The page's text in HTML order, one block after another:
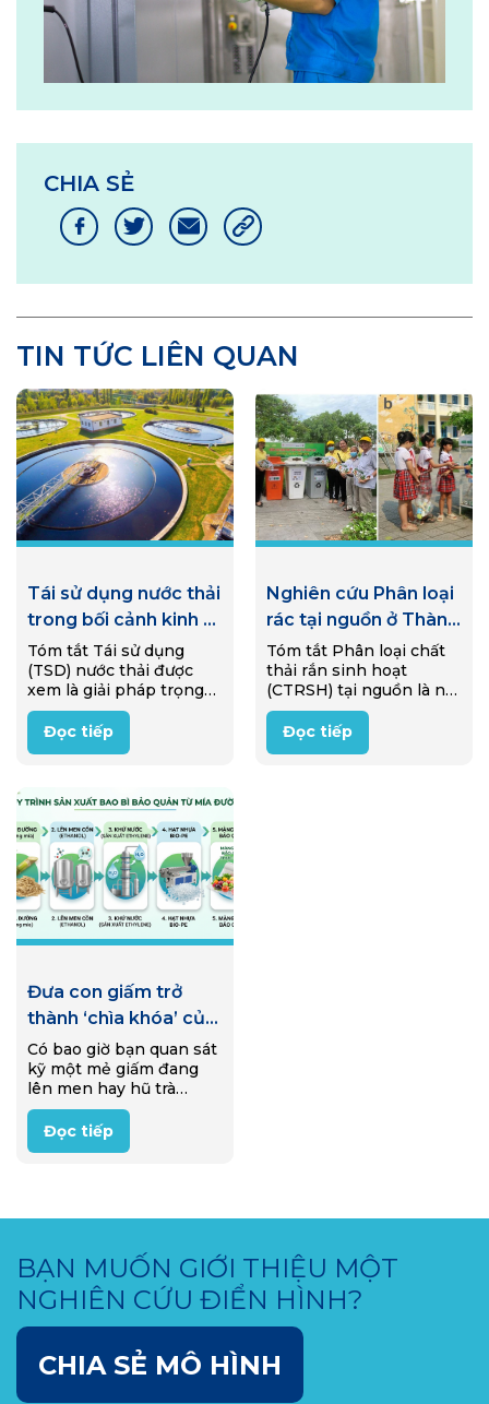
CHIA SẺ
TIN TỨC LIÊN QUAN
Tái sử dụng nước thải
trong bối cảnh kinh tế
tuần hoàn: Tính cấp
thiết của việc loại bỏ
muối và các công
nghệ tiềm năng tại
Việt Nam
Tóm tắt Tái sử dụng
(TSD) nước thải được
xem là giải pháp trọng
tâm hướng tới phát triển
bền vững và kinh tế
tuần hoàn tại Việt Nam.
Đọc tiếp
Nghiên cứu Phân loại
rác tại nguồn ở Thành
phố Huế giai đoạn
2022 – 2025: Bài học
kinh nghiệm và
khuyến nghị
Tóm tắt Phân loại chất
thải rắn sinh hoạt
(CTRSH) tại nguồn là nội
dung trọng tâm của Luật
Bảo vệ môi trường
(BVMT) năm 2020 và là
Đọc tiếp
Đưa con giấm trở
thành ‘chìa khóa’ của
công nghiệp bao bì
Có bao giờ bạn quan sát
kỹ một mẻ giấm đang
lên men hay hũ trà
Kombucha sủi bọt trong
gian bếp gia đình? Bên
dưới lớp nước sóng sánh
Đọc tiếp
BẠN MUỐN GIỚI THIỆU MỘT
NGHIÊN CỨU ĐIỂN HÌNH?
CHIA SẺ MÔ HÌNH